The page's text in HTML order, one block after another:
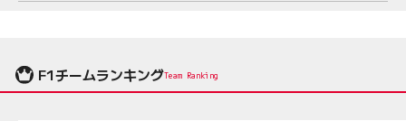
F1チームランキングTeam Ranking